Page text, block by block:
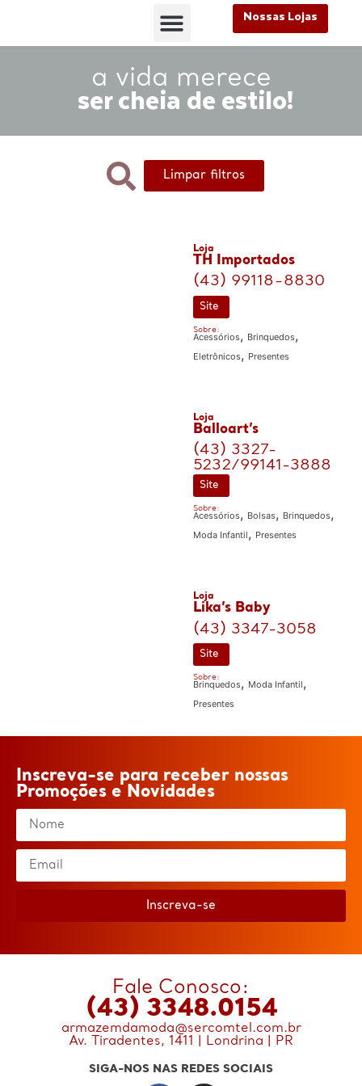
Nossas Lojas
Nossas Lojas
a vida merece
ser cheia de estilo!
Limpar filtros
Loja
TH Importados
(43) 99118-8830
Site
Sobre:
Acessórios, Brinquedos,
Eletrônicos, Presentes
Loja
Balloart’s
(43) 3327-
5232/99141-3888
Site
Sobre:
Acessórios, Bolsas, Brinquedos,
Moda Infantil, Presentes
Loja
Lika’s Baby
(43) 3347-3058
Site
Sobre:
Brinquedos, Moda Infantil,
Presentes
Inscreva-se para receber nossas
Promoções e Novidades
Inscreva-se
Fale Conosco:
(43) 3348.0154
armazemdamoda@sercomtel.com.br
Av. Tiradentes, 1411 | Londrina | PR
SIGA-NOS NAS REDES SOCIAIS